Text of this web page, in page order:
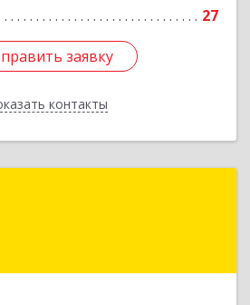
27
заявку
контакты
заявку
Назад
г, Зеленоград г, корпус 1504,